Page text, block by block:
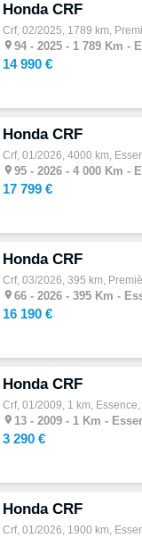
Honda CRF
 94 - 2025 - 1 789 Km -
14 990 €
Honda CRF
 95 - 2026 - 4 000 Km -
17 799 €
Honda CRF
 66 - 2026 - 395 Km -
16 190 €
Honda CRF
 13 - 2009 - 1 Km -
3 290 €
Honda CRF